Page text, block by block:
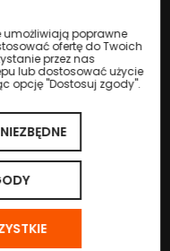
produktami
sprawuje
Weterynarii w
prawa zastrzeżone.
umożliwiają poprawne
ofertę do Twoich
przez nas
lub dostosować użycie
opcję "Dostosuj zgody".